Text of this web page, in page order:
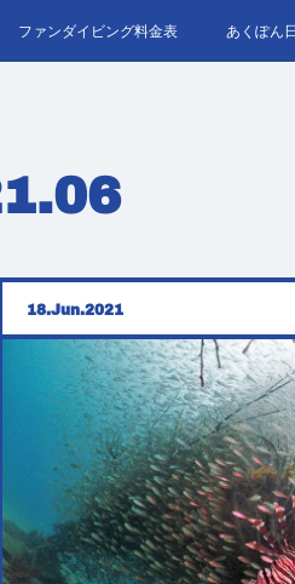
ファンダイビング料金表 あくぽん
.06
18 Jun 2021